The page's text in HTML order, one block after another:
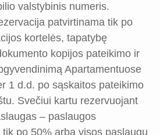
valstybinis numeris.
patvirtinama tik po
kortelės, tapatybę
kopijos pateikimo ir
Apartamentuose
1 d.d. po sąskaitos pateikimo
Svečiui kartu rezervuojant
– paslaugos
po 50% arba visos paslaugų